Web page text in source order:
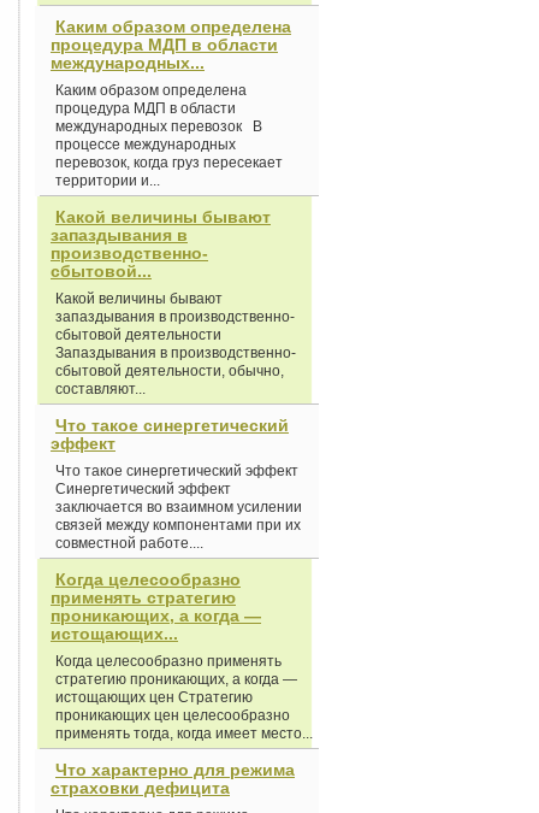
Каким образом определена
процедура МДП в области
международных...
Каким образом определена
процедура МДП в области
международных перевозок В
процессе международных
перевозок, когда груз пересекает
территории и...
Какой величины бывают
запаздывания в
производственно-
сбытовой...
Какой величины бывают
запаздывания в производственно-
сбытовой деятельности
Запаздывания в производственно-
сбытовой деятельности, обычно,
составляют...
Что такое синергетический
эффект
Что такое синергетический эффект
Синергетический эффект
заключается во взаимном усилении
связей между компонентами при их
совместной работе....
Когда целесообразно
применять стратегию
проникающих, а когда —
истощающих...
Когда целесообразно применять
стратегию проникающих, а когда —
истощающих цен Стратегию
проникающих цен целесообразно
применять тогда, когда имеет место...
Что характерно для режима
страховки дефицита